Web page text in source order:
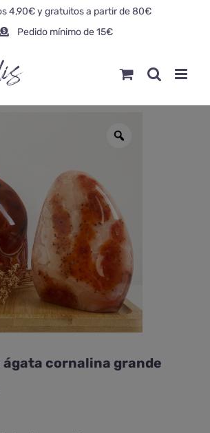
4,90€ y gratuitos a partir de 80€
Pedido mínimo de 15€
ágata cornalina grande